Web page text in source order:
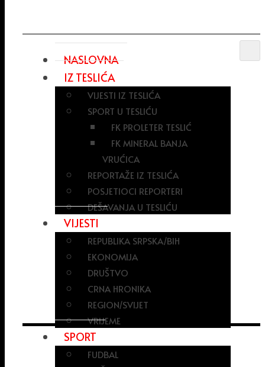
NASLOVNA
IZ TESLIĆA
VIJESTI IZ TESLIĆA
SPORT U TESLIĆU
FK PROLETER TESLIĆ
FK MINERAL BANJA
VRUĆICA
REPORTAŽE IZ TESLIĆA
POSJETIOCI REPORTERI
DEŠAVANJA U TESLIĆU
VIJESTI
REPUBLIKA SRPSKA/BIH
EKONOMIJA
DRUŠTVO
CRNA HRONIKA
REGION/SVIJET
VRIJEME
SPORT
FUDBAL